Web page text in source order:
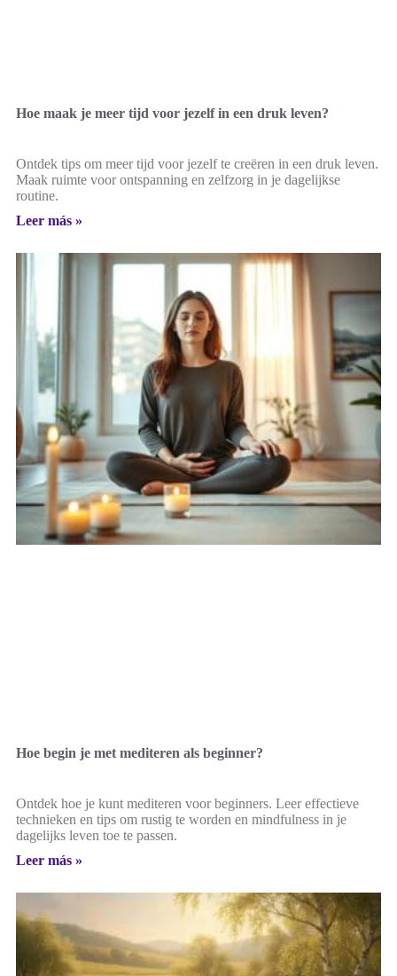
Hoe maak je meer tijd voor jezelf in een druk leven?
Ontdek tips om meer tijd voor jezelf te creëren in een druk leven.
Maak ruimte voor ontspanning en zelfzorg in je dagelijkse
routine.
Leer más »
Hoe begin je met mediteren als beginner?
Ontdek hoe je kunt mediteren voor beginners. Leer effectieve
technieken en tips om rustig te worden en mindfulness in je
dagelijks leven toe te passen.
Leer más »